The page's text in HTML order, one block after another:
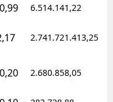
6.514.141,22
2.741.721.413,25
2.680.858,05